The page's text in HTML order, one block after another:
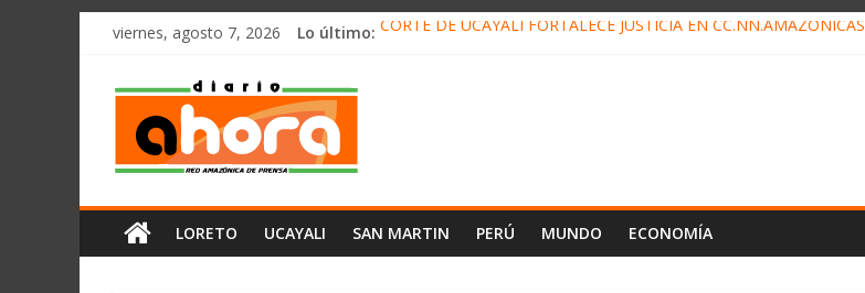
олимп казино
Saltarviernes, agosto 7, 2026 Lo último: CORTE DE UCAYALI FORTALECE JUSTICIA EN CC.NN.AMAZÓNICAS
Diario
Ahora
Cadena
Amazónica
de
LORETO UCAYALI SAN MARTIN PERÚ MUNDO ECONOMÍA